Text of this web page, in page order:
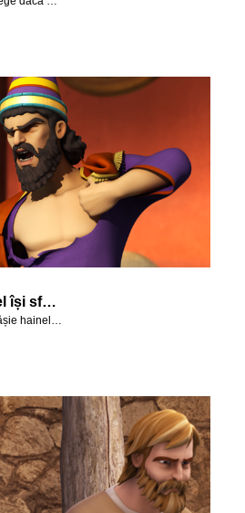
Împăratul lui Israel își sfâșie hainele cu mânie.
Împăratul lui Israel își sfâșie hainele cu mânie.